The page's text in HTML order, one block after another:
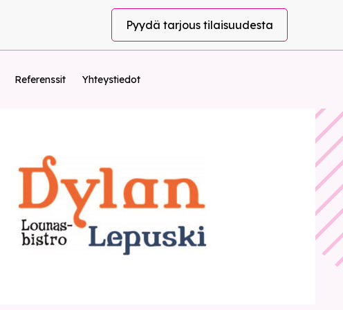
Pyydä tarjous tilaisuudesta
Referenssit Yhteystiedot